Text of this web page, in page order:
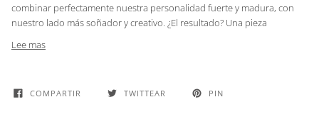
combinar perfectamente nuestra personalidad fuerte y madura, con
nuestro lado más soñador y creativo. ¿El resultado? Una pieza
Lee mas
COMPARTIR TWITTEAR PIN